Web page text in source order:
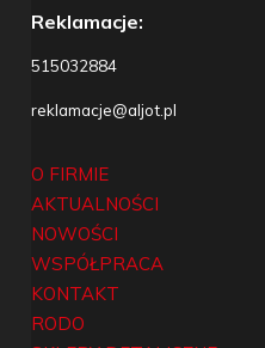
Reklamacje:
515032884
reklamacje@aljot.pl
O FIRMIE
AKTUALNOŚCI
NOWOŚCI
WSPÓŁPRACA
KONTAKT
RODO